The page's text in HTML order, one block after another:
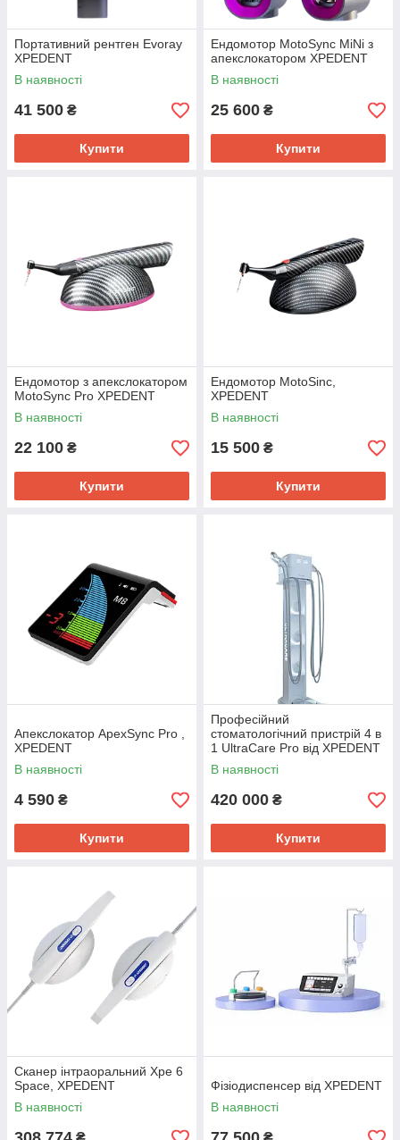
Портативний рентген Evoray
XPEDENT
В наявності
41 500 ₴
Купити
Ендомотор MotoSync MiNi з
апекслокатором XPEDENT
В наявності
25 600 ₴
Купити
Ендомотор з апекслокатором
MotoSync Pro XPEDENT
В наявності
22 100 ₴
Купити
Ендомотор MotoSinc,
XPEDENT
В наявності
15 500 ₴
Купити
Апекслокатор ApexSync Pro ,
XPEDENT
В наявності
4 590 ₴
Купити
Професійний
стоматологічний пристрій 4 в
1 UltraCare Pro від XPEDENT
В наявності
420 000 ₴
Купити
Сканер інтраоральний Xpe 6
Space, XPEDENT
В наявності
Фізіодиспенсер від XPEDENT
В наявності